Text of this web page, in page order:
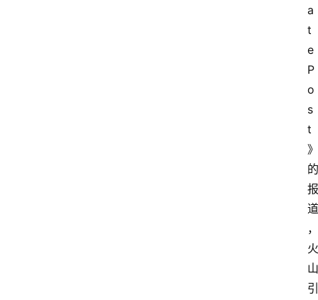
a
t
e
P
o
s
t
》
的
报
道
，
火
山
引